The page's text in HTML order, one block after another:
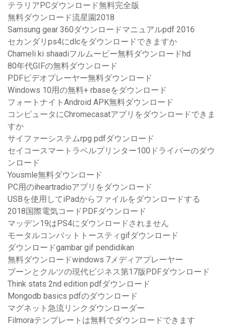
テラリアPCダウンロード無料完全版
無料ダウンロード流星園2018
Samsung gear 360ダウンロードマニュアルpdf 2016
セカンダリps4にdlcをダウンロードできますか
Chameli ki shaadiフルムービー無料ダウンロードhd
80年代GIFの無料ダウンロード
PDFビデオプレーヤー無料ダウンロード
Windows 10用の無料+ rbaseをダウンロード
フォートナイトAndroid APK無料ダウンロード
コンピュータにChromecasatアプリをダウンロードできま
すか
サイファーシステムrpg pdfダウンロード
セイコースマートラベルプリンター100ドライバーのダウ
ンロード
Yousmle無料ダウンロード
PC用のiheartradioアプリをダウンロード
USBを使用してiPadからファイルをダウンロードする
2018国際電気コードPDFダウンロード
マッデン19はPS4にダウンロードされません
モータルコンバットトースティgifダウンロード
ダウンロードgambar gif pendidikan
無料ダウンロードwindows 7メディアプレーヤー
ブーンとクルツの現代ビジネス第17版PDFダウンロード
Think stats 2nd edition pdfダウンロード
Mongodb basics pdfのダウンロード
マグネット急流リンクダウンローダー
Filmoraテンプレートは無料でダウンロードできます